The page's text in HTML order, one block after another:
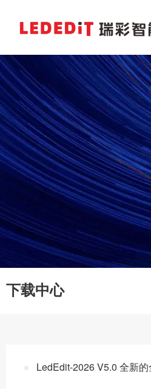
下载中心
LedEdit-2026 V5.0 全新